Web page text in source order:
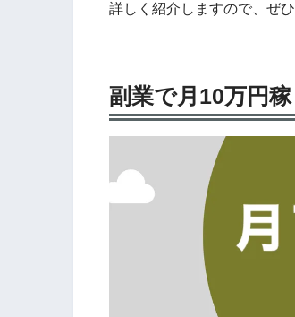
詳しく紹介しますので、ぜ
副業で月10万円